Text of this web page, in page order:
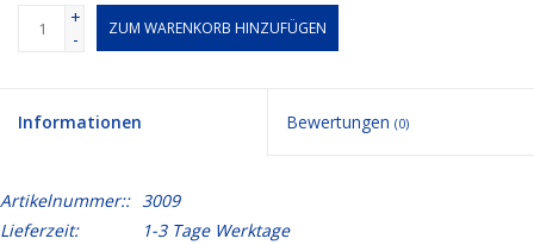
+
-
ZUM WARENKORB HINZUFÜGEN
Informationen Bewertungen (0)
Artikelnummer:: 3009
Lieferzeit:
1-3 Tage Werktage